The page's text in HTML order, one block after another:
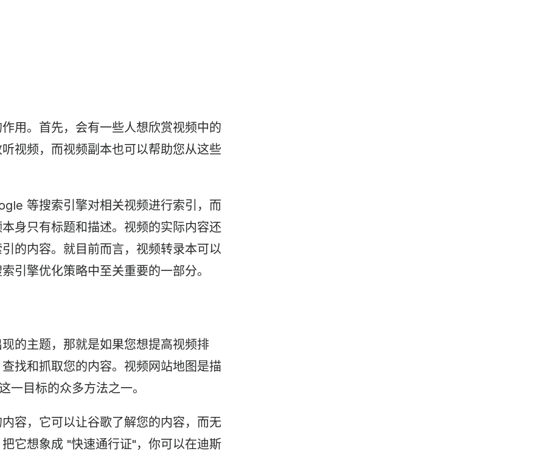
用。首先，会有一些人想欣赏视频中的
视频，而视频副本也可以帮助您从这些
等搜索引擎对相关视频进行索引，而
身只有标题和描述。视频的实际内容还
的内容。就目前而言，视频转录本可以
引擎优化策略中至关重要的一部分。
的主题，那就是如果您想提高视频排
找和抓取您的内容。视频网站地图是描
一目标的众多方法之一。
容，它可以让谷歌了解您的内容，而无
它想象成 "快速通行证"，你可以在迪斯